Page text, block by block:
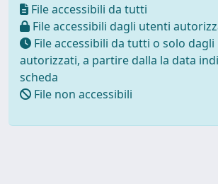
File accessibili da tutti
File accessibili dagli utenti
File accessibili da tutti o solo
autorizzati, a partire dalla la data
scheda
File non accessibili